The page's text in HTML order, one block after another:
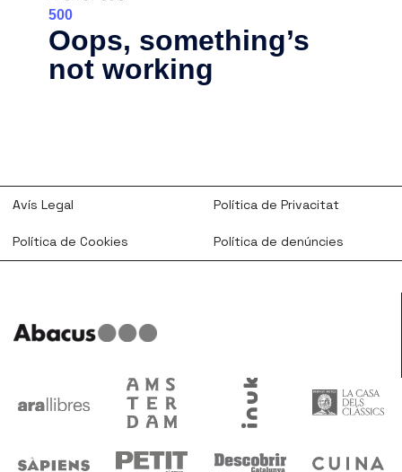
Avís Legal Política de Privacitat
Política de Cookies Política de denúncies